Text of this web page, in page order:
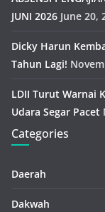
JUNI 2026 June 20,
Dicky Harun
Tahun Lagi!
LDII Turut Warnai
Udara Segar Pacet
Categories
Daerah
Dakwah